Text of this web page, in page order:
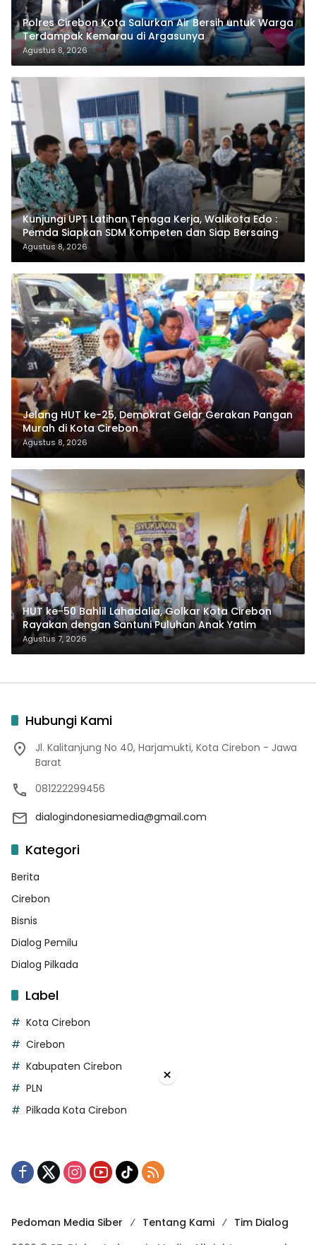
Polres Cirebon Kota Salurkan Air Bersih untuk Warga
Terdampak Kemarau di Argasunya
Agustus 8, 2026
Kunjungi UPT Latihan Tenaga Kerja, Walikota Edo :
Pemda Siapkan SDM Kompeten dan Siap Bersaing
Agustus 8, 2026
Jelang HUT ke-25, Demokrat Gelar Gerakan Pangan
Murah di Kota Cirebon
Agustus 8, 2026
HUT ke-50 Bahlil Lahadalia, Golkar Kota Cirebon
Rayakan dengan Santuni Puluhan Anak Yatim
Agustus 7, 2026
Hubungi Kami
Jl. Kalitanjung No 40, Harjamukti, Kota Cirebon - Jawa
Barat
081222299456
dialogindonesiamedia@gmail.com
Kategori
Berita
Cirebon
Bisnis
Dialog Pemilu
Dialog Pilkada
Label
Kota Cirebon
Cirebon
Kabupaten Cirebon
PLN
Pilkada Kota Cirebon
Pedoman Media Siber Tentang Kami
Tim Dialog
×